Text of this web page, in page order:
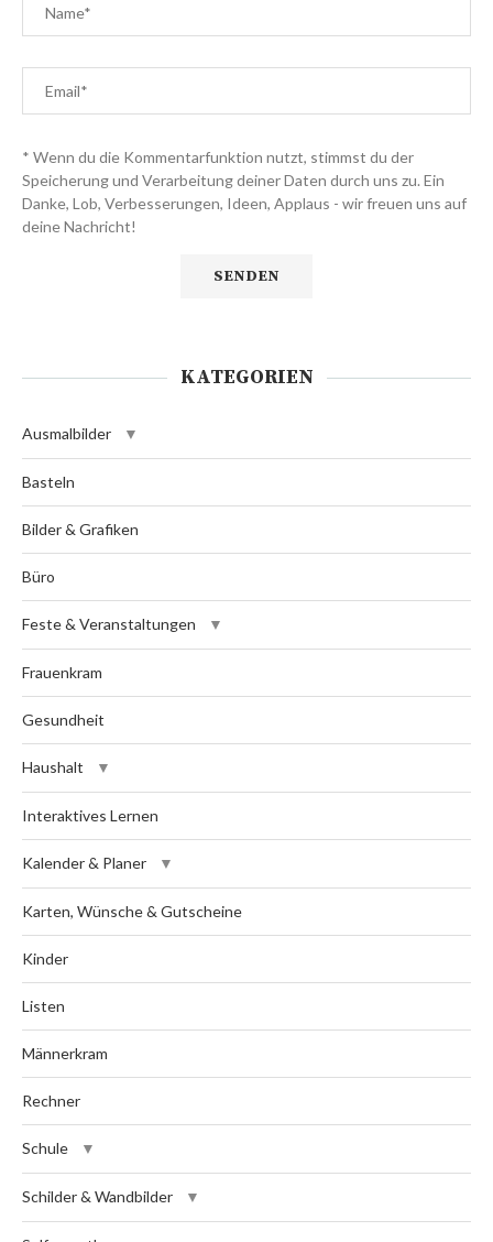
* Wenn du die Kommentarfunktion nutzt, stimmst du der
Speicherung und Verarbeitung deiner Daten durch uns zu. Ein
Danke, Lob, Verbesserungen, Ideen, Applaus - wir freuen uns auf
deine Nachricht!
KATEGORIEN
Ausmalbilder
Basteln
Bilder & Grafiken
Büro
Feste & Veranstaltungen
Frauenkram
Gesundheit
Haushalt
Interaktives Lernen
Kalender & Planer
Karten, Wünsche & Gutscheine
Kinder
Listen
Männerkram
Rechner
Schule
Schilder & Wandbilder